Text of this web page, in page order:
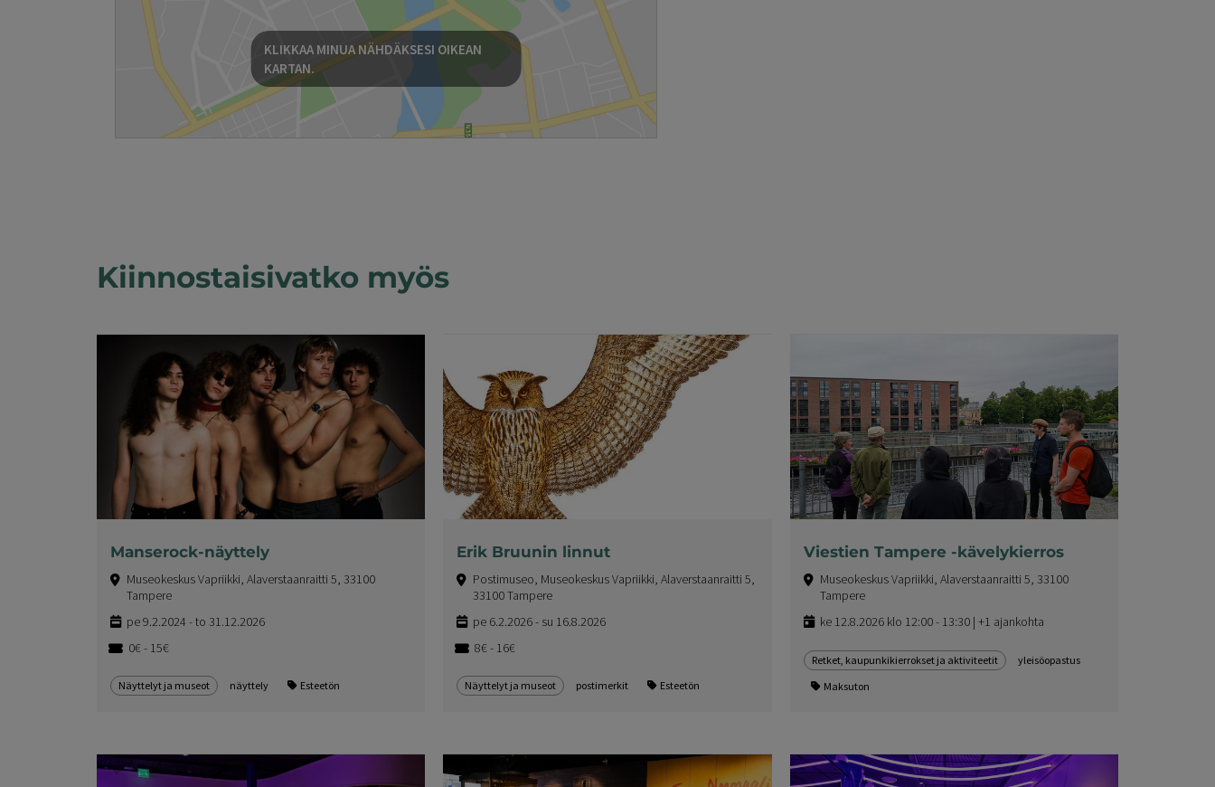
KLIKKAA MINUA NÄHDÄKSESI OIKEAN
KARTAN.
Kiinnostaisivatko myös
Manserock-näyttely
Museokeskus Vapriikki, Alaverstaanraitti 5, 33100
Tampere
pe 9.2.2024 - to 31.12.2026
0€ - 15€
Näyttelyt ja museot näyttely Esteetön
Erik Bruunin linnut
Postimuseo, Museokeskus Vapriikki, Alaverstaanraitti 5,
33100 Tampere
pe 6.2.2026 - su 16.8.2026
8€ - 16€
Näyttelyt ja museot postimerkit Esteetön
Viestien Tampere -kävelykierros
Museokeskus Vapriikki, Alaverstaanraitti 5, 33100
Tampere
ke 12.8.2026 klo 12:00 - 13:30 | +1 ajankohta
Retket, kaupunkikierrokset ja aktiviteetit
yleisöopastus
Maksuton